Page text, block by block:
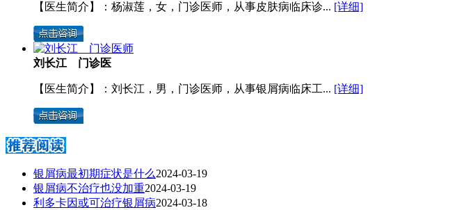
【医生简介】：杨淑莲，女，门诊医师，从事皮肤病临床诊... [详细]
刘长江 门诊医
【医生简介】：刘长江，男，门诊医师，从事银屑病临床工... [详细]
银屑病最初期症状是什么2024-03-19
银屑病不治疗也没加重2024-03-19
利多卡因或可治疗银屑病2024-03-18